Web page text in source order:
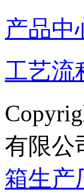
产品中
工艺流
有限公
箱生产